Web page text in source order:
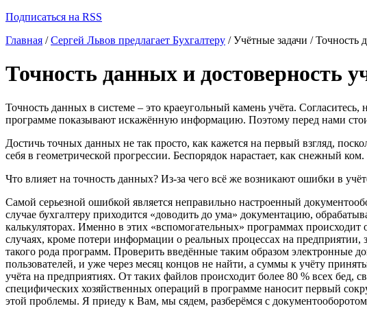
Подписаться на RSS
Главная /Сергей Львов предлагает Бухгалтеру / Учётные задачи / Точность
Точность данных и достоверность
Точность данных в системе – это краеугольный камень учёта.
программе показывают искажённую информацию. Поэтому перед нами
Достичь точных данных не так просто, как кажется на первый взгляд,
себя в геометрической прогрессии. Беспорядок нарастает, как снежный ком.
Что влияет на точность данных? Из-за чего всё же возникают ошибки в
Самой серьезной ошибкой является неправильно настроенный
случае бухгалтеру приходится «доводить до ума» документацию,
калькуляторах. Именно в этих «вспомогательных» программах происходит
случаях, кроме потери информации о реальных процессах на
такого рода программ. Проверить введённые таким образом электронные
пользователей, и уже через месяц концов не найти, а суммы к учёту
учёта на предприятиях. От таких файлов происходит более 80 % всех
специфических хозяйственных операций в программе наносит первый
этой проблемы. Я приеду к Вам, мы сядем, разберёмся с